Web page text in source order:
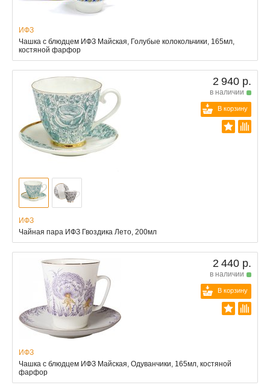
ИФЗ
Чашка с блюдцем ИФЗ Майская, Голубые колокольчики, 165мл,
костяной фарфор
2 940 р.
в наличии
В корзину
ИФЗ
Чайная пара ИФЗ Гвоздика Лето, 200мл
2 440 р.
в наличии
В корзину
ИФЗ
Чашка с блюдцем ИФЗ Майская, Одуванчики, 165мл, костяной
фарфор